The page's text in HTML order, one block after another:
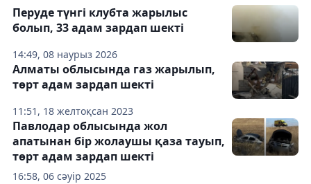
14:49, 08 наурыз 2026
Перуде түнгі клубта жарылыс
болып, 33 адам зардап шекті
11:51, 18 желтоқсан 2023
Алматы облысында газ жарылып,
төрт адам зардап шекті
16:58, 06 сәуір 2025
Павлодар облысында жол
апатынан бір жолаушы қаза тауып,
төрт адам зардап шекті